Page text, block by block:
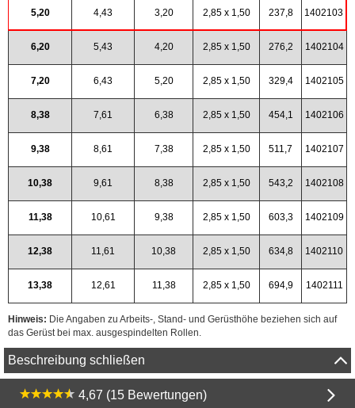
5,20 4,43 3,20 2,85 x 1,50 237,8 1402103
6,20 5,43 4,20 2,85 x 1,50 276,2 1402104
7,20 6,43 5,20 2,85 x 1,50 329,4 1402105
8,38 7,61 6,38 2,85 x 1,50 454,1 1402106
9,38 8,61 7,38 2,85 x 1,50 511,7 1402107
10,38 9,61 8,38 2,85 x 1,50 543,2 1402108
11,38 10,61 9,38 2,85 x 1,50 603,3 1402109
12,38 11,61 10,38 2,85 x 1,50 634,8 1402110
13,38 12,61 11,38 2,85 x 1,50 694,9 1402111
Hinweis: Die Angaben zu Arbeits-, Stand- und Gerüsthöhe beziehen sich auf
das Gerüst bei max. ausgespindelten Rollen.
Beschreibung schließen
4,67 (15 Bewertungen)